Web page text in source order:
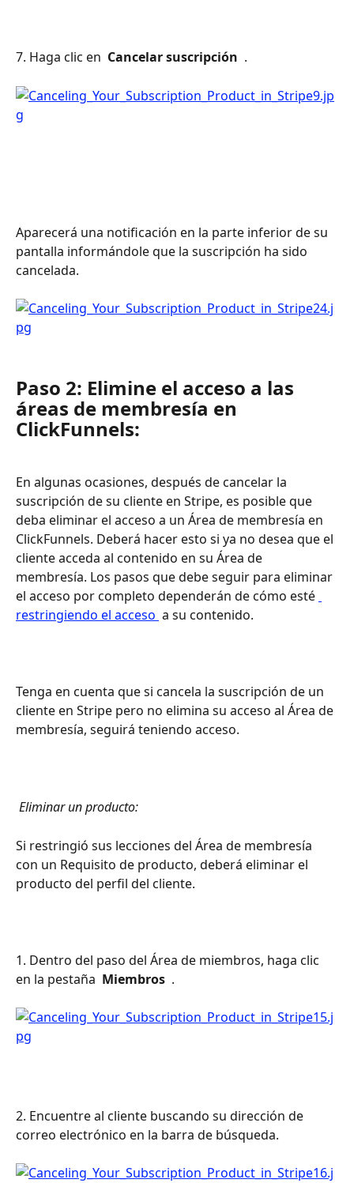
7. Haga clic en Cancelar suscripción .
Aparecerá una notificación en la parte inferior de su
pantalla informándole que la suscripción ha sido
cancelada.
Paso 2: Elimine el acceso a las
áreas de membresía en
ClickFunnels:
En algunas ocasiones, después de cancelar la
suscripción de su cliente en Stripe, es posible que
deba eliminar el acceso a un Área de membresía en
ClickFunnels. Deberá hacer esto si ya no desea que el
cliente acceda al contenido en su Área de
membresía. Los pasos que debe seguir para eliminar
el acceso por completo dependerán de cómo esté
restringiendo el acceso a su contenido.
Tenga en cuenta que si cancela la suscripción de un
cliente en Stripe pero no elimina su acceso al Área de
membresía, seguirá teniendo acceso.
Eliminar un producto:
Si restringió sus lecciones del Área de membresía
con un Requisito de producto, deberá eliminar el
producto del perfil del cliente.
1. Dentro del paso del Área de miembros, haga clic
en la pestaña Miembros .
2. Encuentre al cliente buscando su dirección de
correo electrónico en la barra de búsqueda.